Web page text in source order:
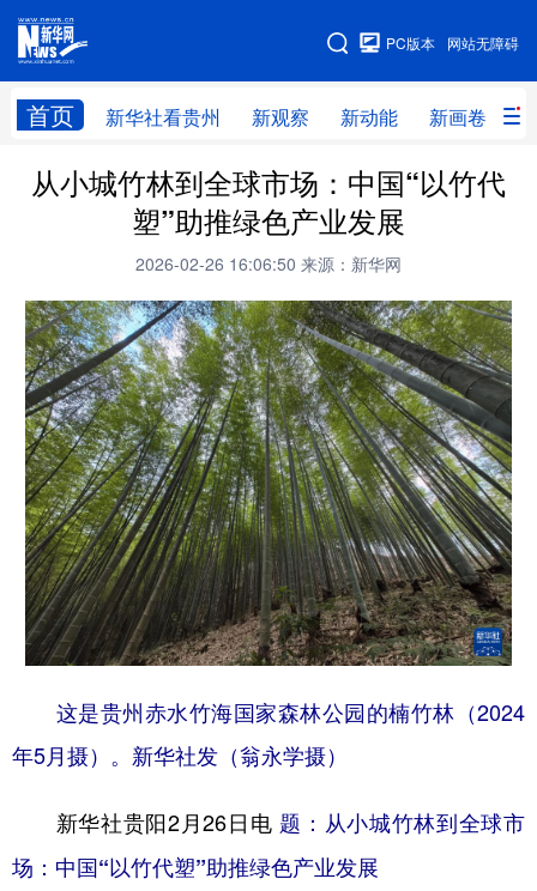
网站无障碍
PC版本
首页 新华社看贵州 新观察 新动能 新画卷
网站地图
新华社看贵州 新观察 新动能 新画卷
贵州领导 人事
直播
畅游贵州 数字贵州 律动贵州 健康贵州
光影贵州 部门之窗 县区直达 企业速递
融媒联播 贵阳 遵义 安顺
六盘水 毕节 铜仁 黔东南
黔南 黔西南
地方频道
辽宁 吉林 上海 江苏
山东 河南 湖北 湖南
广东 广西 海南
从小城竹林到全球市场：中国“以竹代
塑”助推绿色产业发展
2026-02-26 16:06:50 来源：新华网
这是贵州赤水竹海国家森林公园的楠竹林（2024
年5月摄）。新华社发（翁永学摄）
新华社贵阳2月26日电 题：从小城竹林到全球市
场：中国“以竹代塑”助推绿色产业发展